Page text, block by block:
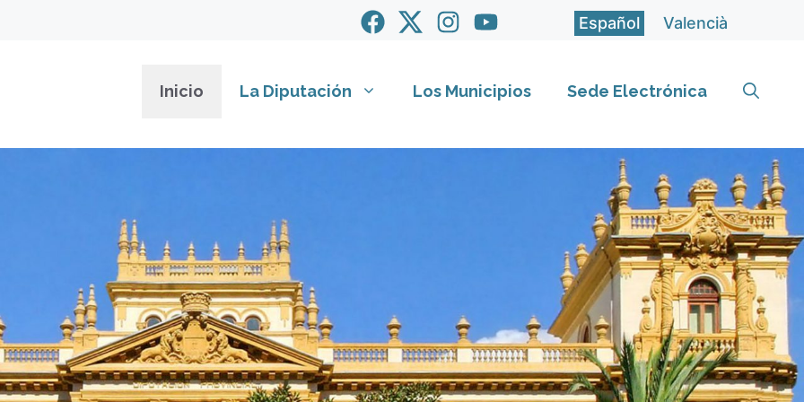
Español Valencià
Inicio La Diputación Los Municipios Sede Electrónica